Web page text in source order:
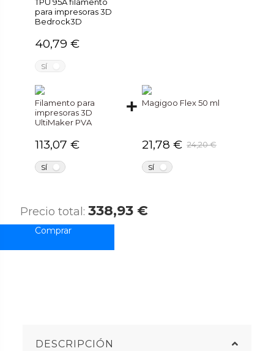
TPU 95A filamento
para impresoras 3D
Bedrock3D
40,79 €
SÍ
Filamento para
impresoras 3D
UltiMaker PVA
113,07 €
SÍ
Magigoo Flex 50 ml
21,78 € 24,20 €
SÍ
Precio total: 338,93 €
DESCRIPCIÓN